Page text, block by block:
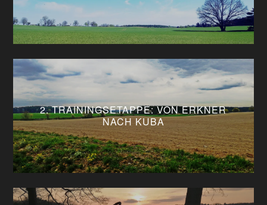
2. TRAININGSETAPPE: VON ERKNER
NACH KUBA